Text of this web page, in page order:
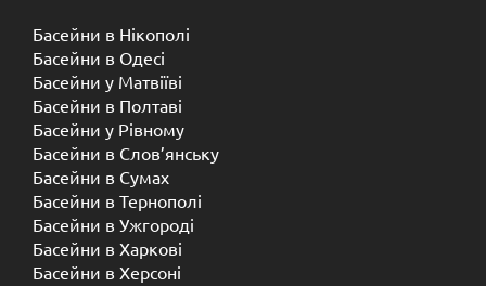
Басейни в Нікополі
Басейни в Одесі
Басейни у Матвіїві
Басейни в Полтаві
Басейни у ​​Рівному
Басейни в Слов’янську
Басейни в Сумах
Басейни в Тернополі
Басейни в Ужгороді
Басейни в Харкові
Басейни в Херсоні